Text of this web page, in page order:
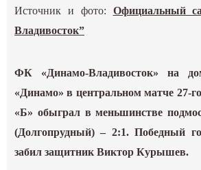
Источник и фото: Официальный
Владивосток”
ФК «Динамо-Владивосток» на
«Динамо» в центральном матче 27-
«Б» обыграл в меньшинстве
(Долгопрудный) – 2:1. Победный
забил защитник Виктор Курышев.